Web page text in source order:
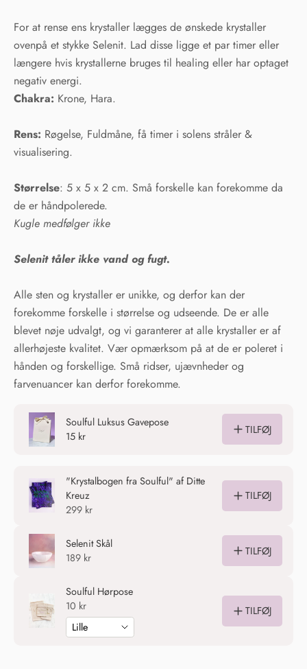
For at rense ens krystaller lægges de ønskede krystaller
ovenpå et stykke Selenit. Lad disse ligge et par timer eller
længere hvis krystallerne bruges til healing eller har optaget
negativ energi.
Chakra: Krone, Hara.
Rens: Røgelse, Fuldmåne, få timer i solens stråler &
visualisering.
Størrelse: 5 x 5 x 2 cm. Små forskelle kan forekomme da
de er håndpolerede.
Kugle medfølger ikke
Selenit tåler ikke vand og fugt.
Alle sten og krystaller er unikke, og derfor kan der
forekomme forskelle i størrelse og udseende. De er alle
blevet nøje udvalgt, og vi garanterer at alle krystaller er af
allerhøjeste kvalitet. Vær opmærksom på at de er poleret i
hånden og forskellige. Små ridser, ujævnheder og
farvenuancer kan derfor forekomme.